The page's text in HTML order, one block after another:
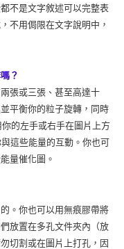
不是文字敘述可以完整表
不用侷限在文字說明中，
？
張或三張、甚至高達十
平衡你的粒子旋轉，同時
的左手或右手在圖片上方
這些能量的互動。你也可
量催化圖。
。你也可以用無痕膠帶將
放置在多孔文件夾內（放
切割或在圖片上打孔，因